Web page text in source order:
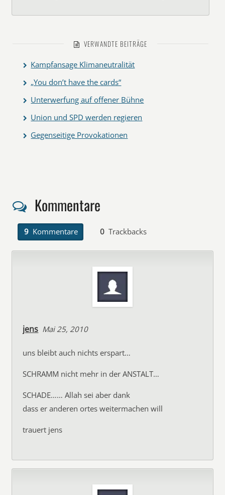
VERWANDTE BEITRÄGE
Kampfansage Klimaneutralität
„You don’t have the cards“
Unterwerfung auf offener Bühne
Union und SPD werden regieren
Gegenseitige Provokationen
Kommentare
9 Kommentare 0 Trackbacks
jens Mai 25, 2010
uns bleibt auch nichts erspart…
SCHRAMM nicht mehr in der ANSTALT…
SCHADE…… Allah sei aber dank
dass er anderen ortes weitermachen will
trauert jens